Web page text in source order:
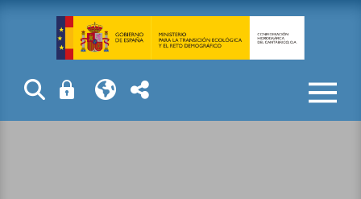
Sala de prensa